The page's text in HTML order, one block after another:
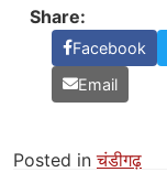
Share:
Facebook
Email
Posted inचंडीगढ़